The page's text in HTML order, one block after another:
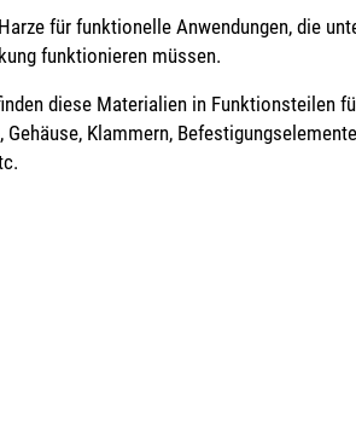
für funktionelle Anwendungen, die
funktionieren müssen.
diese Materialien in Funktionsteilen
Gehäuse, Klammern,